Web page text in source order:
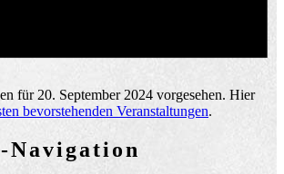
für 20. September 2024 vorgesehen. Hier
bevorstehenden Veranstaltungen.
Navigation